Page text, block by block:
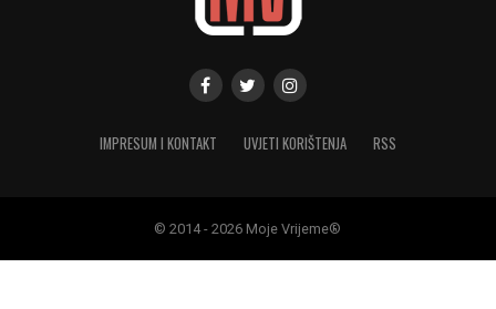
IMPRESUM I KONTAKT UVJETI KORIŠTENJA RSS
© 2014 - 2026 Moje Vrijeme®